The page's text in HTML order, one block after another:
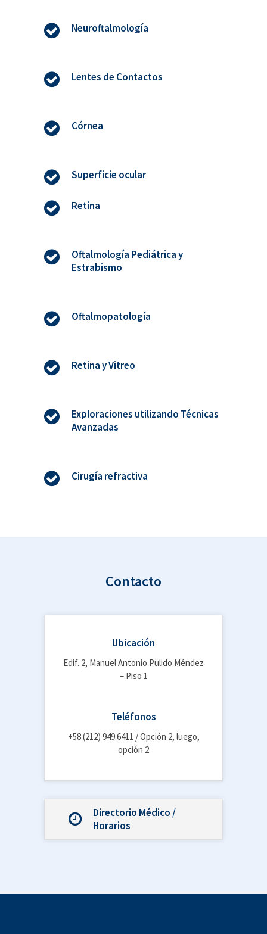
Neuroftalmología
Lentes de Contactos
Córnea
Superficie ocular
Retina
Oftalmología Pediátrica y
Estrabismo
Oftalmopatología
Retina y Vitreo
Exploraciones utilizando Técnicas
Avanzadas
Cirugía refractiva
Contacto
Ubicación
Edif. 2, Manuel Antonio Pulido Méndez
– Piso 1
Teléfonos
+58 (212) 949.6411 / Opción 2, luego,
opción 2
Directorio Médico /
Horarios